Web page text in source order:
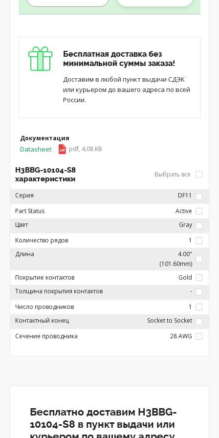
Бесплатная доставка без
минимальной суммы заказа!
Доставим в любой пункт выдачи СДЭК
или курьером до вашего адреса по всей
России.
Документация
Datasheet pdf, 4,08 KB
H3BBG-10104-S8
характеристики
Выбрать все
Серия
DF11
Part Status
Active
Цвет
Gray
Количество рядов
1
Длина
4.00"
(101.60mm)
Покрытие контактов
Gold
Толщина покрытия контактов
-
Число проводников
1
Контактный конец
Socket to Socket
Сечение проводника
28 AWG
Бесплатно доставим H3BBG-
10104-S8 в пункт выдачи или